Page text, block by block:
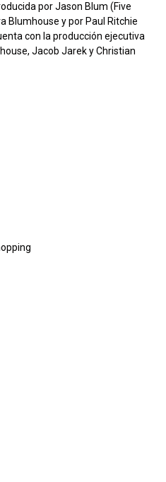
por Jason Blum (Five
Blumhouse y por Paul Ritchie
con la producción ejecutiva
Jacob Jarek y Christian